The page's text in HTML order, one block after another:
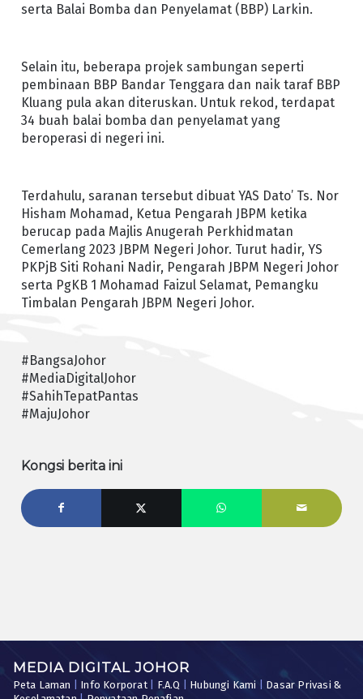
serta Balai Bomba dan Penyelamat (BBP) Larkin.
Selain itu, beberapa projek sambungan seperti
pembinaan BBP Bandar Tenggara dan naik taraf BBP
Kluang pula akan diteruskan. Untuk rekod, terdapat
34 buah balai bomba dan penyelamat yang
beroperasi di negeri ini.
Terdahulu, saranan tersebut dibuat YAS Dato’ Ts. Nor
Hisham Mohamad, Ketua Pengarah JBPM ketika
berucap pada Majlis Anugerah Perkhidmatan
Cemerlang 2023 JBPM Negeri Johor. Turut hadir, YS
PKPjB Siti Rohani Nadir, Pengarah JBPM Negeri Johor
serta PgKB 1 Mohamad Faizul Selamat, Pemangku
Timbalan Pengarah JBPM Negeri Johor.
#BangsaJohor
#MediaDigitalJohor
#SahihTepatPantas
#MajuJohor
Kongsi berita ini
MEDIA DIGITAL JOHOR
Peta Laman Info Korporat| F.A.Q Hubungi Kami
Dasar Privasi &